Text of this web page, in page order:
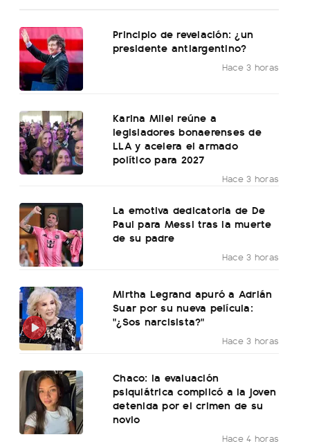
Principio de revelación: ¿un
presidente antiargentino?
Hace 3 horas
Karina Milei reúne a
legisladores bonaerenses de
LLA y acelera el armado
político para 2027
Hace 3 horas
La emotiva dedicatoria de De
Paul para Messi tras la muerte
de su padre
Hace 3 horas
Mirtha Legrand apuró a Adrián
Suar por su nueva película:
"¿Sos narcisista?"
Hace 3 horas
Chaco: la evaluación
psiquiátrica complicó a la joven
detenida por el crimen de su
novio
Hace 4 horas